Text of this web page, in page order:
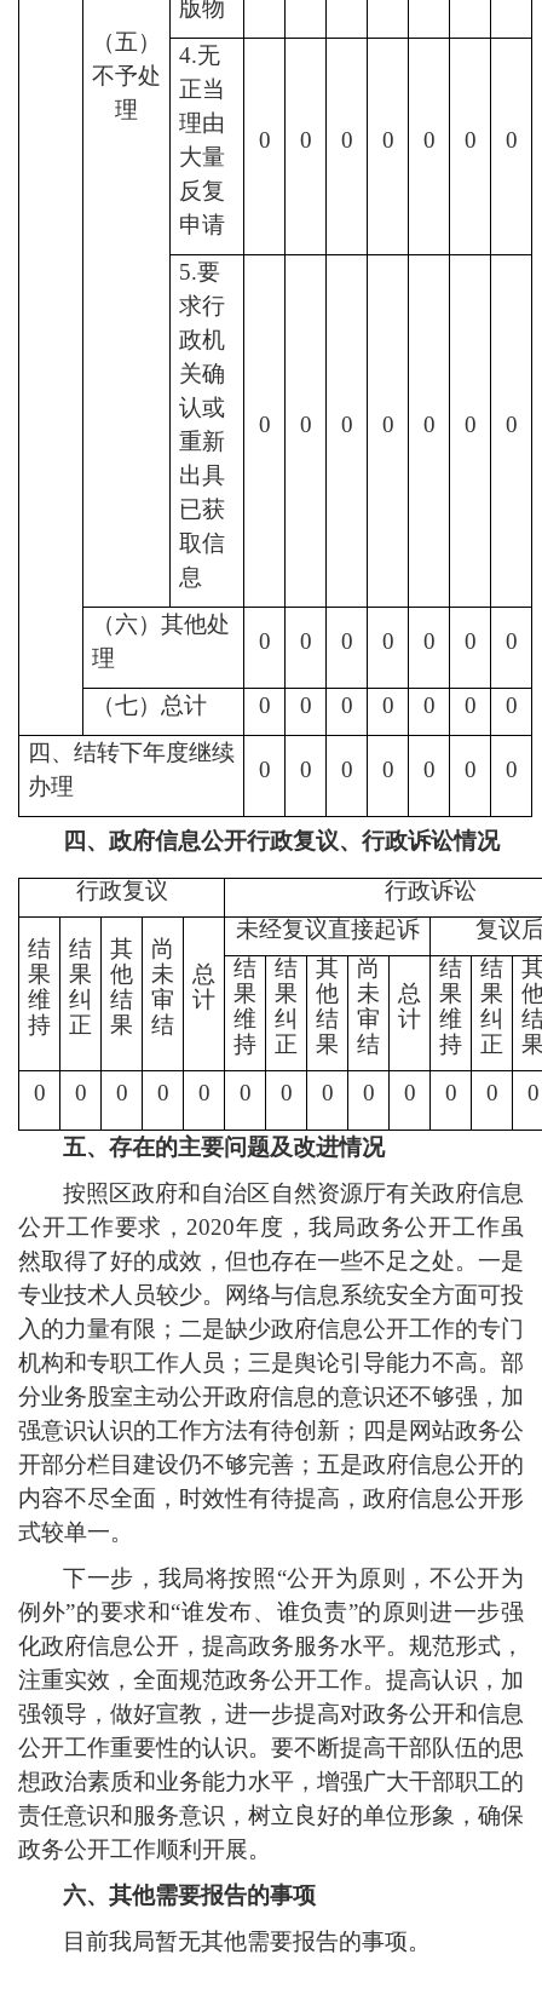
（五）
不予处
理
版物
4.无
正当
理由
大量
反复
申请
0 0 0 0 0 0 0
5.要
求行
政机
关确
认或
重新
出具
已获
取信
息
0 0 0 0 0 0 0
（六）其他处
理
0 0 0 0 0 0 0
（七）总计 0 0 0 0 0 0
0
四、结转下年度继续
办理
0 0 0 0 0 0 0
四、政府信息公开行政复议、行政诉讼情况
行政复议
行政诉讼
结
果
维
持
结
果
纠
正
其
他
结
果
尚
未
审
结
总
计
未经复议直接起诉
复议
结
果
维
持
结
果
纠
正
其
他
结
果
尚
未
审
结
总
计
结
果
维
持
结
果
纠
正
0
0 0 0 0 0 0 0 0 0 0 0 0
五、存在的主要问题及改进情况
按照区政府和自治区 自然资源厅有关政府信息
公开工作要求， 2020年度， 我局政务公开工作虽
然取得了好的成效，但也存在一些不足之处。一是
专业技术人员较少。网络与信息系统安全方面可投
入的力量有限；二是缺少政府信息公开工作的专门
机构和专职工作人员 ； 三是舆论引导能力不高。部
分业务股室主动公开政府信息的意识还不够强，加
强意识认识的工作方法有待创新 ； 四是网站政务公
开部分栏目建设仍不够完善； 五是政府信息公开的
内容不尽全面，时效性有待提高，政府信息公开形
式较单一。
下一步，我局将按照“公开为原则，不公开为
例外”的要求和“谁发布、谁负责”的原则进一步强
化政府信息公开，提高政务服务水平。规范形式，
注重实效 ， 全面规范政务公开工作。提高认识，加
强领导 ， 做好宣教 ， 进一步提高对政务公开和信息
公开工作重要性的认识。要不断提高干部队伍的思
想政治素质和业务能力水平，增强广大干部职工的
责任意识和服务意识，树立良好的单位形象，确保
政务公开工作顺利开展。
六、 其他需要报告的事项
目前我局暂无其他需要报告的事项。